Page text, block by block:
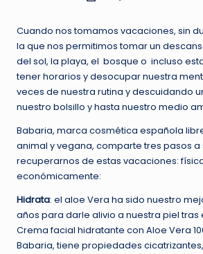
Cuando nos tomamos vacaciones, sin
la que nos permitimos tomar un
del sol, la playa, el bosque o incluso
tener horarios y desocupar nuestra
veces de nuestra rutina y descuidando
nuestro bolsillo y hasta nuestro medio
Babaria, marca cosmética española
animal y vegana, comparte tres pasos a
recuperarnos de estas vacaciones:
económicamente:
Hidrata: el aloe Vera ha sido nuestro
años para darle alivio a nuestra piel tras
Crema facial hidratante con Aloe Vera
Babaria, tiene propiedades